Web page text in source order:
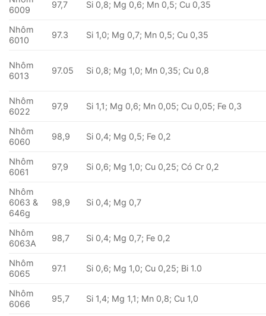
6009
97,7 Si 0,8; Mg 0,6; Mn 0,5; Cu 0,35
Nhôm
6010
97.3 Si 1,0; Mg 0,7; Mn 0,5; Cu 0,35
Nhôm
6013
97.05 Si 0,8; Mg 1,0; Mn 0,35; Cu 0,8
Nhôm
6022
97,9 Si 1,1; Mg 0,6; Mn 0,05; Cu 0,05; Fe 0,3
Nhôm
6060
98,9 Si 0,4; Mg 0,5; Fe 0,2
Nhôm
6061
97,9 Si 0,6; Mg 1,0; Cu 0,25; Có Cr 0,2
Nhôm
6063 &
646g
98,9 Si 0,4; Mg 0,7
Nhôm
6063A
98,7 Si 0,4; Mg 0,7; Fe 0,2
Nhôm
6065
97.1 Si 0,6; Mg 1,0; Cu 0,25; Bi 1.0
Nhôm
6066
95,7 Si 1,4; Mg 1,1; Mn 0,8; Cu 1,0